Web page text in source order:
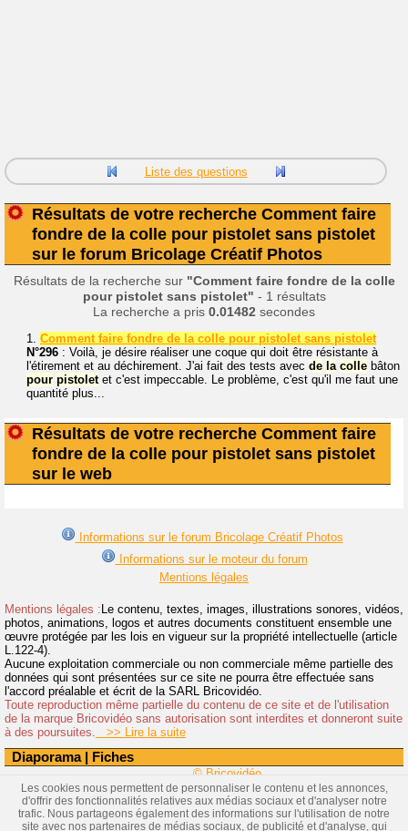
Diaporama| Fiches
Liste des questions
Résultats de votre recherche Comment faire
fondre de la colle pour pistolet sans pistolet
sur le forum Bricolage Créatif Photos
Résultats de la recherche sur "Comment faire fondre de la colle
pour pistolet sans pistolet" - 1 résultats
La recherche a pris 0.01482 secondes
1. Comment faire fondre de la colle pour pistolet sans pistolet
N°296 : Voilà, je désire réaliser une coque qui doit être résistante à
l'étirement et au déchirement. J'ai fait des tests avec de la colle bâton
pour pistolet et c'est impeccable. Le problème, c'est qu'il me faut une
quantité plus...
Résultats de votre recherche Comment faire
fondre de la colle pour pistolet sans pistolet
sur le web
Informations sur le forum Bricolage Créatif Photos
Informations sur le moteur du forum
Mentions légales
Mentions légales :Le contenu, textes, images, illustrations sonores, vidéos,
photos, animations, logos et autres documents constituent ensemble une
œuvre protégée par les lois en vigueur sur la propriété intellectuelle (article
L.122-4).
Aucune exploitation commerciale ou non commerciale même partielle des
données qui sont présentées sur ce site ne pourra être effectuée sans
l'accord préalable et écrit de la SARL Bricovidéo.
Toute reproduction même partielle du contenu de ce site et de l'utilisation
de la marque Bricovidéo sans autorisation sont interdites et donneront suite
à des poursuites.
>> Lire la suite
© Bricovidéo
Les cookies nous permettent de personnaliser le contenu et les annonces,
d'offrir des fonctionnalités relatives aux médias sociaux et d'analyser notre
trafic. Nous partageons également des informations sur l'utilisation de notre
site avec nos partenaires de médias sociaux, de publicité et d'analyse, qui